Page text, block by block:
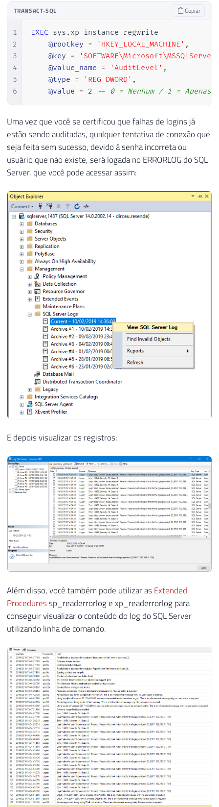
TRANSACT-SQL Copiar
1
2
3
4
5
6
EXEC sys . xp_instance_regwrite
@rootkey = 'HKEY_LOCAL_MACHINE' ,
@key =
@value_name = 'AuditLevel' ,
@type = 'REG_DWORD' ,
@value = 2 -- 0 = Nenhum / 1 =
Uma vez que você se certificou que falhas de logins já
estão sendo auditadas, qualquer tentativa de conexão que
seja feita sem sucesso, devido à senha incorreta ou
usuário que não existe, será logada no ERRORLOG do SQL
Server, que você pode acessar assim:
E depois visualizar os registros:
Além disso, você também pode utilizar as Extended
Proceduressp_readerrorlog e xp_readerrorlog para
conseguir visualizar o conteúdo do log do SQL Server
utilizando linha de comando.